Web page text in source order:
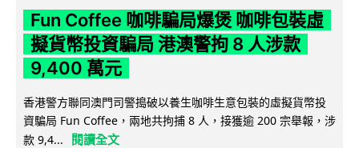
Fun Coffee 咖啡騙局爆煲 咖啡包裝虛
擬貨幣投資騙局 港澳警拘 8 人涉款
9,400 萬元
香港警方聯同澳門司警搗破以養生咖啡生意包裝的虛擬貨幣投
資騙局 Fun Coffee，兩地共拘捕 8 人，接獲逾 200 宗舉報，涉
款 9,4...
閱讀全文